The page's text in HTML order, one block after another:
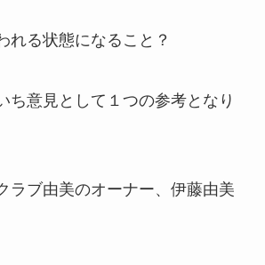
れる状態になること？
ち意見として１つの参考となり
ラブ由美のオーナー、伊藤由美